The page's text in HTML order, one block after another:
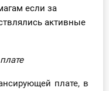
если за
активные
плате, в